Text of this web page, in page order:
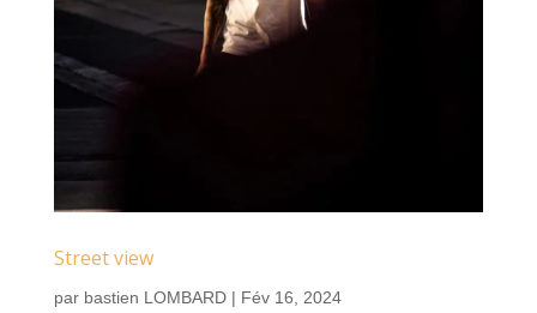
Street view
par bastien LOMBARD| Fév 16, 2024